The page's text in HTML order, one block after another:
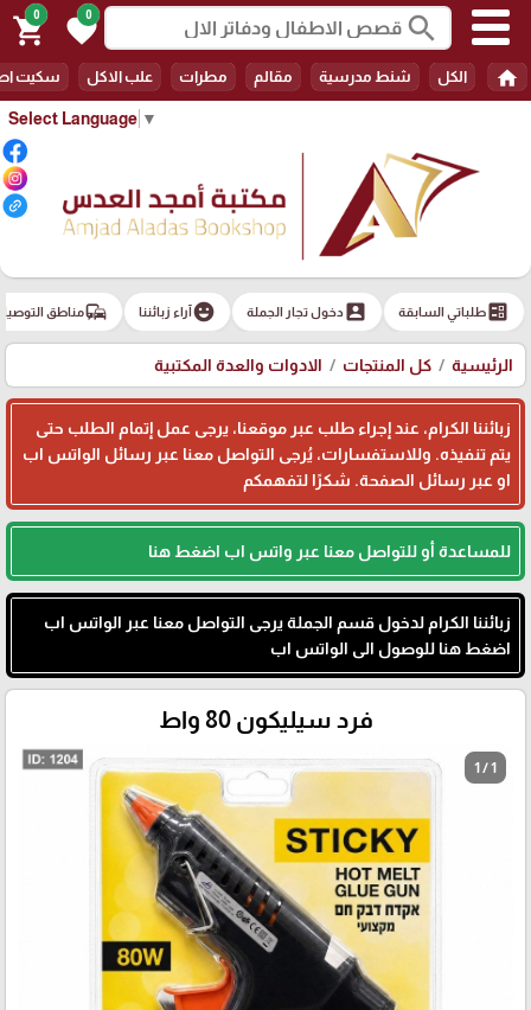
Select Language ▼
search
0
favorite
0
shopping_cart
home الكل شنط مدرسية مقالم مطرات علب الاكل سكيت
ballotطلباتي السابقة account_boxدخول تجار الجملة emoji_emotionsآراء زبائننا commuteمناطق
الرئيسية كل المنتجات الادوات والعدة المكتبية
زبائننا الكرام، عند إجراء طلب عبر موقعنا، يرجى عمل إتمام الطلب حتى
يتم تنفيذه. وللاستفسارات، يُرجى التواصل معنا عبر رسائل الواتس اب
او عبر رسائل الصفحة. شكرًا لتفهمكم
للمساعدة أو للتواصل معنا عبر واتس اب اضغط هنا
زبائننا الكرام لدخول قسم الجملة يرجى التواصل معنا عبر الواتس اب
اضغط هنا للوصول الى الواتس اب
فرد سيليكون 80 واط
1 / 1